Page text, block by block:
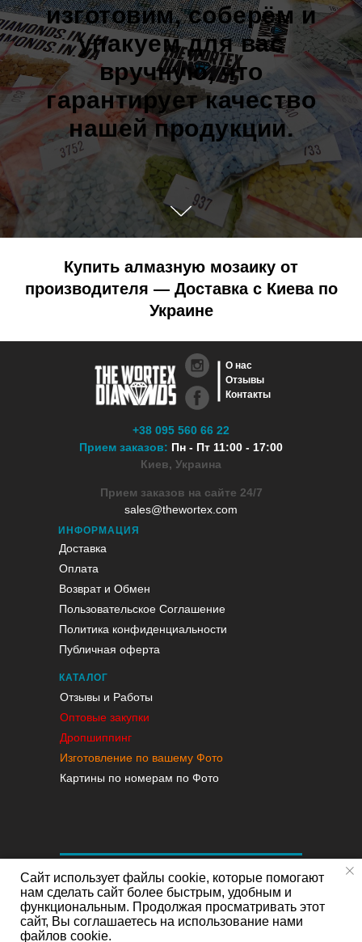
изготовим, соберём и
упакуем для вас
вручную, что
гарантирует качество
нашей продукции.
Купить алмазную мозаику от
производителя — Доставка с Киева по
Украине
ИНФОРМАЦИЯ
Доставка
Оплата
Возврат и Обмен
Пользовательское Соглашение
Политика конфиденциальности
Публичная оферта
КАТАЛОГ
Отзывы и Работы
Оптовые закупки
Дропшиппинг
Изготовление по вашему Фото
Картины по номерам по Фото
+38 095 560 66 22
Прием заказов: Пн - Пт 11:00 - 17:00
Киев, Украина
Прием заказов на сайте 24/7
sales@thewortex.com
О нас
Отзывы
Контакты
Сайт использует файлы cookie, которые помогают
нам сделать сайт более быстрым, удобным и
функциональным. Продолжая просматривать этот
сайт, Вы соглашаетесь на использование нами
файлов cookie.